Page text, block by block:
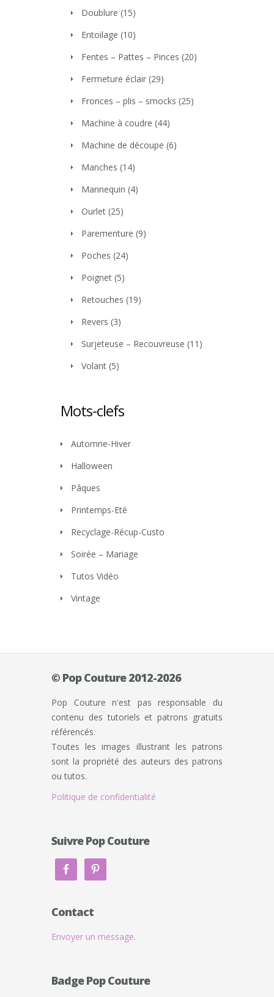
Doublure (15)
Entoilage (10)
Fentes – Pattes – Pinces (20)
Fermeture éclair (29)
Fronces – plis – smocks (25)
Machine à coudre (44)
Machine de découpe (6)
Manches (14)
Mannequin (4)
Ourlet (25)
Parementure (9)
Poches (24)
Poignet (5)
Retouches (19)
Revers (3)
Surjeteuse – Recouvreuse (11)
Volant (5)
Mots-clefs
Automne-Hiver
Halloween
Pâques
Printemps-Eté
Recyclage-Récup-Custo
Soirée – Mariage
Tutos Vidéo
Vintage
© Pop Couture 2012-2026
Pop Couture n'est pas responsable du
contenu des tutoriels et patrons gratuits
référencés.
Toutes les images illustrant les patrons
sont la propriété des auteurs des patrons
ou tutos.
Politique de confidentialité
Suivre Pop Couture
Contact
Envoyer un message.
Badge Pop Couture